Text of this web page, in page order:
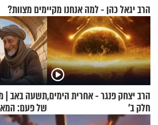
הרב יגאל כהן - למה אנחנו מקיימים מצוות?
הרב יצחק פנגר - אחרית הימים,
חלק ב’
תשעה באב |
של פעם: